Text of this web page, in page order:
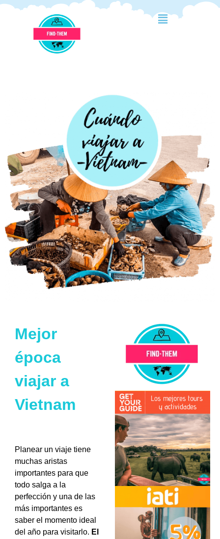
Mejor
época
viajar a
Vietnam
Planear un viaje tiene
muchas aristas
importantes para que
todo salga a la
perfección y una de las
más importantes es
saber el momento ideal
del año para visitarlo. El